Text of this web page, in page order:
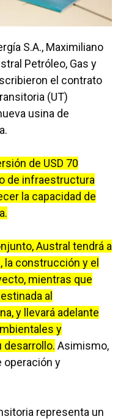
S.A., Maximiliano
Petróleo, Gas y
el contrato
(UT)
usina de
de USD 70
de infraestructura
la capacidad de
Austral tendrá a
la construcción y el
mientras que
al
y llevará adelante
y
desarrollo. Asimismo,
operación y
representa un